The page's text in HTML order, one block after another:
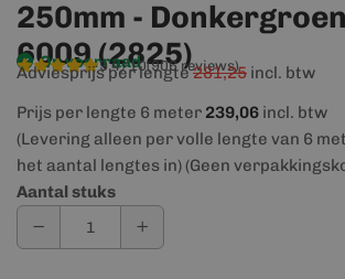
250mm -
6009 (2825)
Op voorraad
9,4/10(906 reviews)
Adviesprijs per lengte281,25 incl. btw
Prijs per lengte 6 meter 239,06 incl. btw
(Levering alleen per volle lengte van 6
het aantal lengtes in) (Geen
Aantal stuks